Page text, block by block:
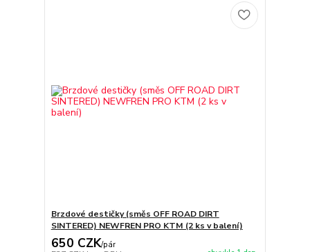
Brzdové destičky (směs OFF ROAD DIRT
SINTERED) NEWFREN PRO KTM (2 ks v balení)
650 CZK/pár